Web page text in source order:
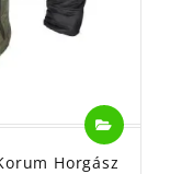
Horgász